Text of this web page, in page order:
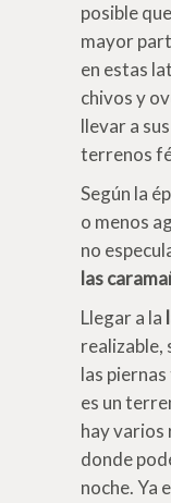
posible
mayor
en estas
chivos y
llevar a
terrenos
Según la
o menos
no
las
Llegar a la
realizable,
las
es un
hay varios
donde
noche. Ya